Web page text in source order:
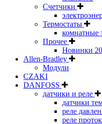
Счетчики
Термостаты
комнатные
Прочее
Новинки
Allen-Bradley
Модули
CZAKI
DANFOSS
датчики и реле
датчики
реле
реле